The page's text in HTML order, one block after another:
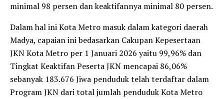
minimal 98 persen dan keaktifannya minimal 80 persen.
Dalam hal ini Kota Metro masuk dalam kategori daerah
Madya, capaian ini bedasarkan Cakupan Kepesertaan
JKN Kota Metro per 1 Januari 2026 yaitu 99,96% dan
Tingkat Keaktifan Peserta JKN mencapai 86,06%
sebanyak 183.676 Jiwa penduduk telah terdaftar dalam
Program JKN dari total jumlah penduduk Kota Metro